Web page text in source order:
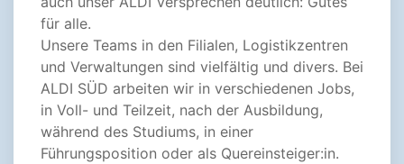
für alle.
Unsere Teams in den Filialen, Logistikzentren
und Verwaltungen sind vielfältig und divers. Bei
ALDI SÜD arbeiten wir in verschiedenen Jobs,
in Voll- und Teilzeit, nach der Ausbildung,
während des Studiums, in einer
Führungsposition oder als Quereinsteiger:in.